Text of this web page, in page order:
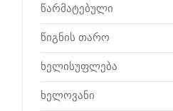
წარმატებული
წიგნის თარო
ხელისუფლება
ხელოვანი